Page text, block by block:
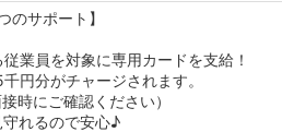
のサポート】
業員を対象に専用カードを支給！
円分がチャージされます。
時にご確認ください）
れるので安心♪